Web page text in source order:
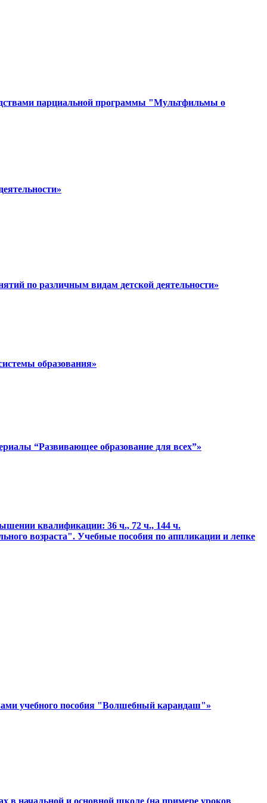
парциальной программы "Мультфильмы о
по различным видам детской деятельности»
образования»
“Развивающее образование для всех”»
квалификации: 36 ч., 72 ч., 144 ч.
возраста". Учебные пособия по аппликации и лепке
учебного пособия "Волшебный карандаш"»
в начальной и основной школе (на примере уроков